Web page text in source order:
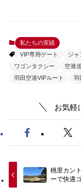
私たちの実績
VIP専用ゲート
ジャ
ワゴンタクシー
空港
羽田空港VIPルート
羽
お気軽
桃里カン
ーで快適